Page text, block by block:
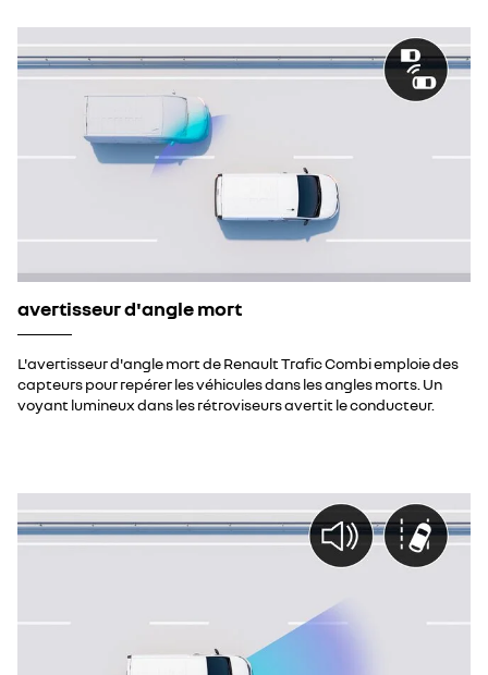
avertisseur d'angle mort
L'avertisseur d'angle mort de Renault Trafic Combi emploie des
capteurs pour repérer les véhicules dans les angles morts. Un
voyant lumineux dans les rétroviseurs avertit le conducteur.